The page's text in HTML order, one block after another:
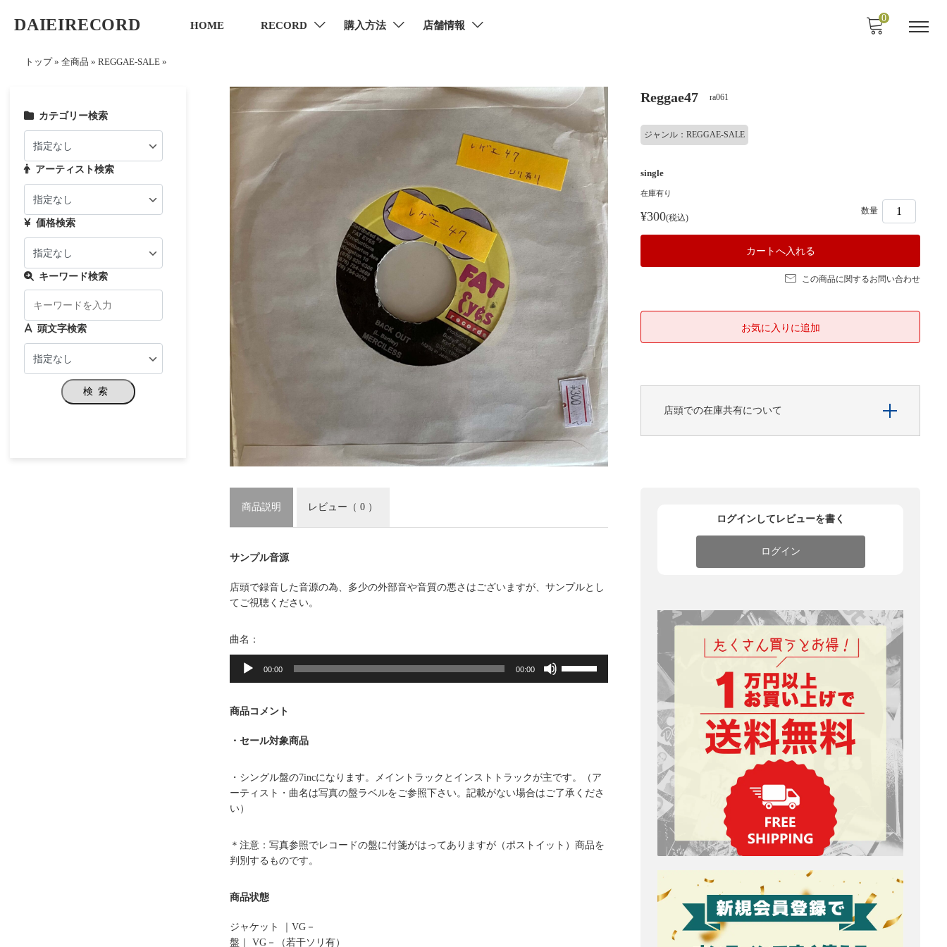
DAIEIRECORD HOME RECORD 購入方法 店舗情報
0
トップ » 全商品 » REGGAE-SALE »
Reggae47 ra061
ジャンル：REGGAE-SALE
single
在庫有り
¥300(税込)
数量
この商品に関するお問い合わせ
店頭での在庫共有について
商品説明 レビュー （ 0 ）
サンプル音源
店頭で録音した音源の為、多少の外部音や音質の悪さはございますが、サンプルとし
てご視聴ください。
曲名：
音
プ
ー
00:00 00:00
は
上
印
商品コメント
・セール対象商品
・シングル盤の7incになります。メイントラックとインストトラックが主です。（ア
ーティスト・曲名は写真の盤ラベルをご参照下さい。記載がない場合はご了承くださ
い）
＊注意：写真参照でレコードの盤に付箋がはってありますが（ポストイット）商品を
判別するものです。
商品状態
ジャケット ｜VG－
盤｜ VG－（若干ソリ有）
ログインしてレビューを書く
ログイン
カテゴリー検索
アーティスト検索
価格検索
キーワード検索
頭文字検索
検索